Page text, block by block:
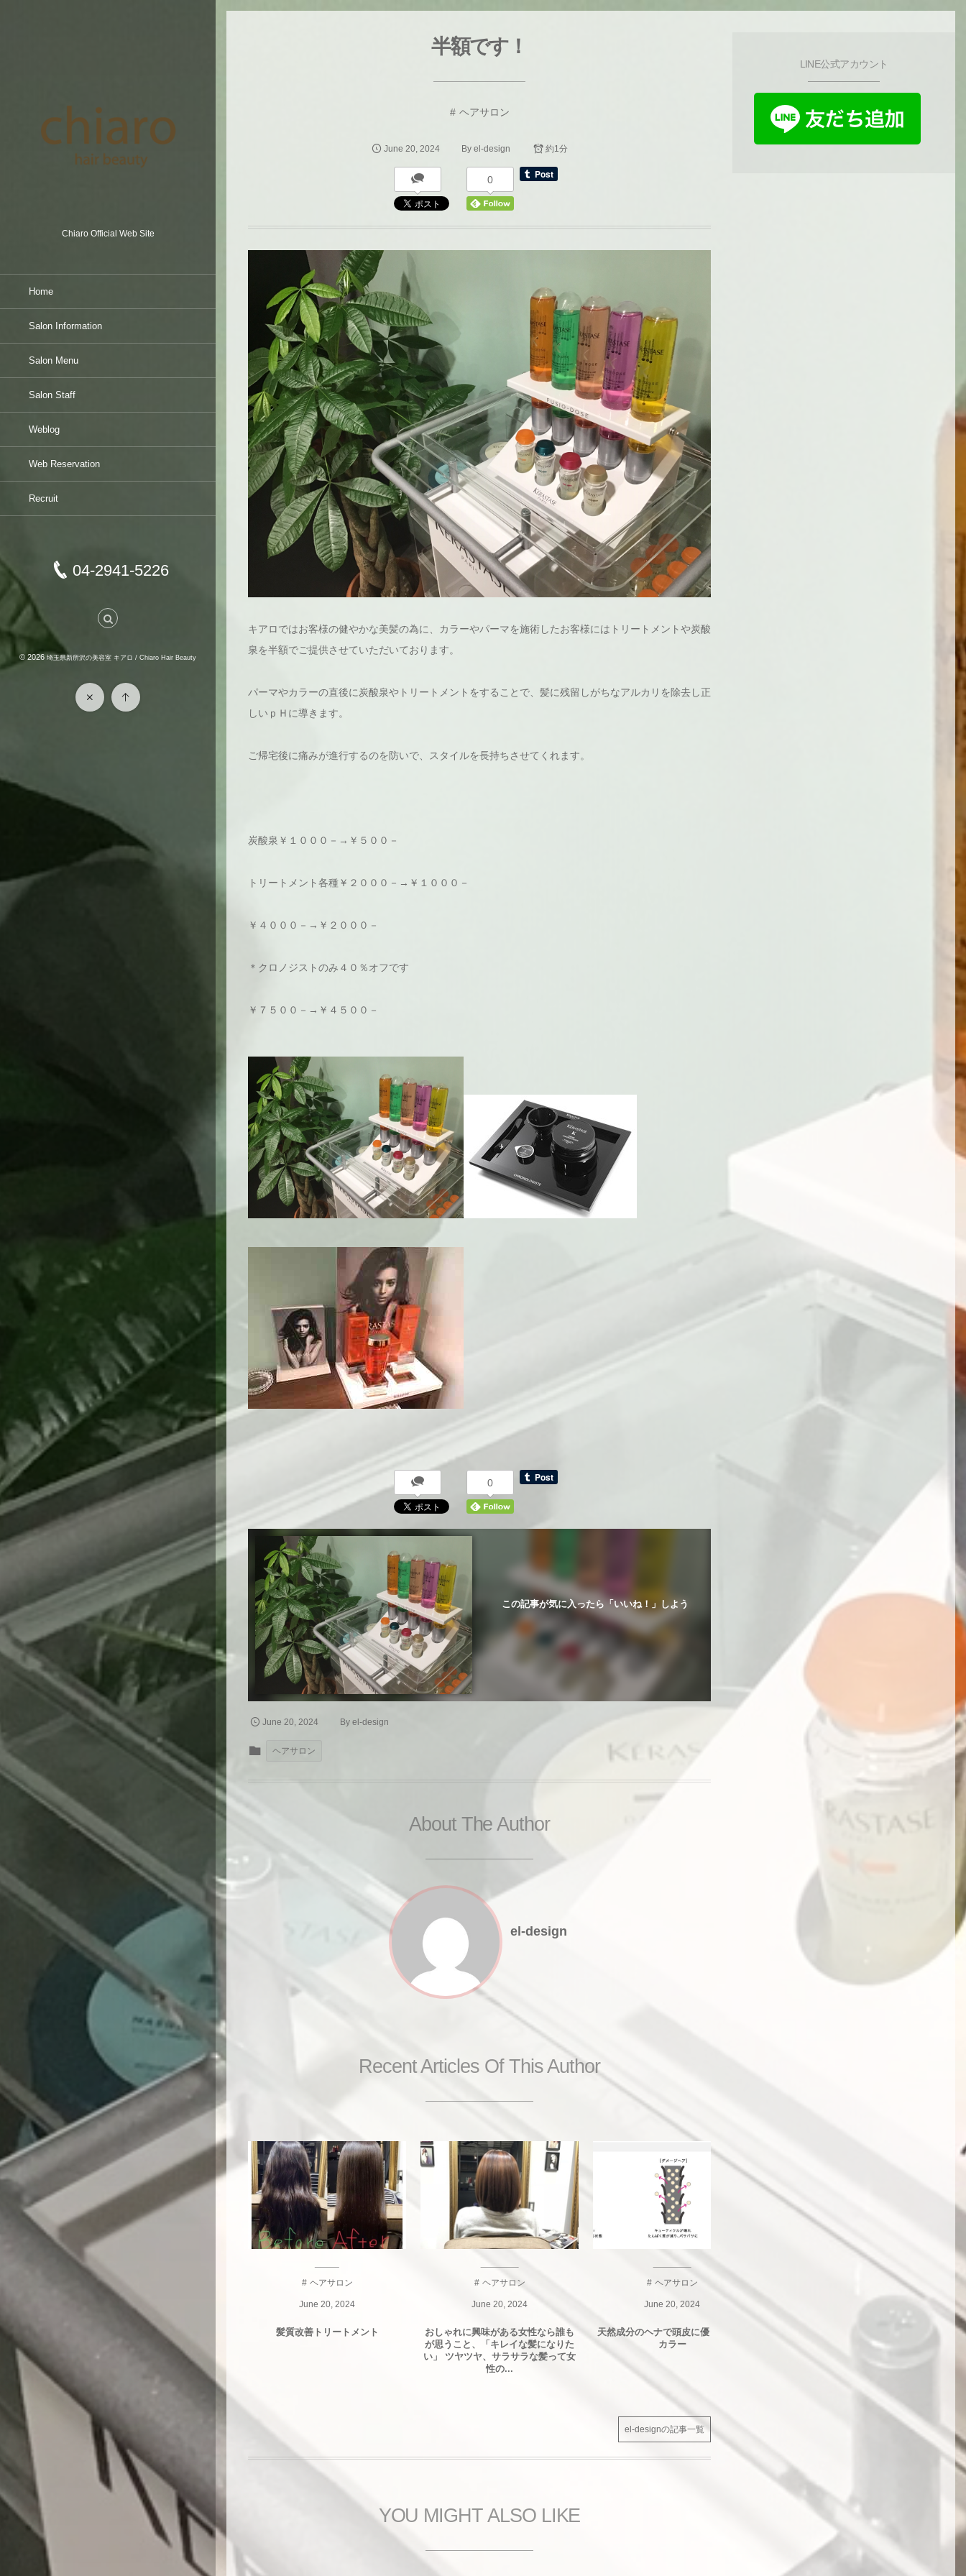
Chiaro Official Web Site
Home
Salon Information
Salon Menu
Salon Staff
Weblog
Web Reservation
Recruit
04‐2941-5226
© 2026 埼玉県新所沢の美容室 キアロ / Chiaro Hair Beauty
半額です！
ヘアサロン
June 20, 2024 By el-design 約1分
0
キアロではお客様の健やかな美髪の為に、カラーやパーマを施術したお客様にはトリートメントや炭酸
泉を半額でご提供させていただいております。
パーマやカラーの直後に炭酸泉やトリートメントをすることで、髪に残留しがちなアルカリを除去し正
しいｐＨに導きます。
ご帰宅後に痛みが進行するのを防いで、スタイルを長持ちさせてくれます。
炭酸泉￥１０００－→￥５００－
トリートメント各種￥２０００－→￥１０００－
￥４０００－→￥２０００－
＊クロノジストのみ４０％オフです
￥７５００－→￥４５００－
0
この記事が気に入ったら「いいね！」しよう
June 20 2024 By el-design
ヘアサロン
About The Author
el-design
Recent Articles Of This Author
ヘアサロン
June 20 2024
髪質改善トリートメント
ヘアサロン
June 20 2024
おしゃれに興味がある女性なら誰も
が思うこと、「キレイな髪になりた
い」 ツヤツヤ、サラサラな髪って女
性の...
ヘアサロン
June 20 2024
天然成分のヘナで頭皮に優しくヘア
カラー
メ
el-designの記事一覧
YOU MIGHT ALSO LIKE
LINE公式アカウント